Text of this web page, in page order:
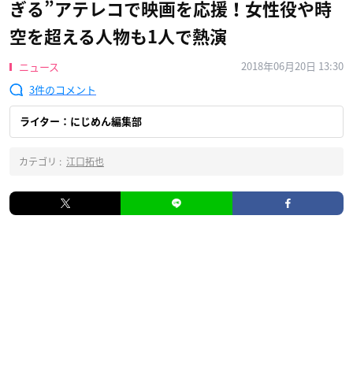
ぎる”アテレコで映画を応援！女性役や時
空を超える人物も1人で熱演
ニュース
2018年06月20日 13:30
3
ライター：にじめん編集部
カテゴリ : 江口拓也